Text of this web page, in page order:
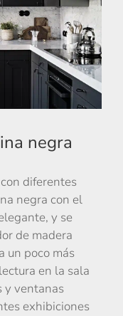
negra
diferentes
negra con el
y se
de madera
un poco más
en la sala
y ventanas
exhibiciones